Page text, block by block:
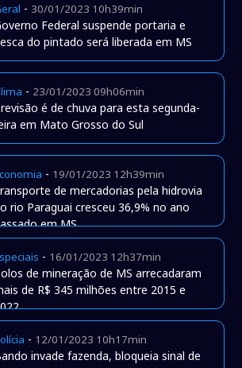
- 30/01/2023 10h39min
Federal suspende portaria e
do pintado será liberada em MS
- 23/01/2023 09h06min
é de chuva para esta segunda-
em Mato Grosso do Sul
- 19/01/2023 12h39min
de mercadorias pela hidrovia
rio Paraguai cresceu 36,9% no ano
em MS
- 16/01/2023 12h37min
de mineração de MS arrecadaram
de R$ 345 milhões entre 2015 e
- 12/01/2023 10h17min
invade fazenda, bloqueia sinal de